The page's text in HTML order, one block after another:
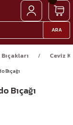
ARA
Ceviz
Bıçağı